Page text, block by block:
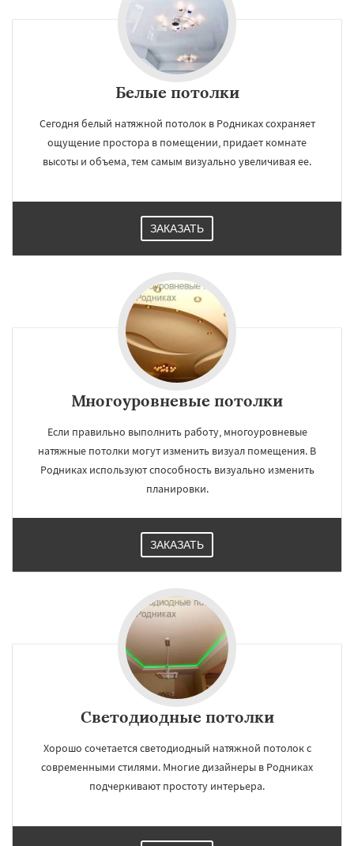
Белые потолки
Сегодня белый натяжной потолок в Родниках сохраняет
ощущение простора в помещении, придает комнате
высоты и объема, тем самым визуально увеличивая ее.
ЗАКАЗАТЬ
Многоуровневые потолки
Если правильно выполнить работу, многоуровневые
натяжные потолки могут изменить визуал помещения. В
Родниках используют способность визуально изменить
планировки.
ЗАКАЗАТЬ
Светодиодные потолки
Хорошо сочетается светодиодный натяжной потолок с
современными стилями. Многие дизайнеры в Родниках
подчеркивают простоту интерьера.